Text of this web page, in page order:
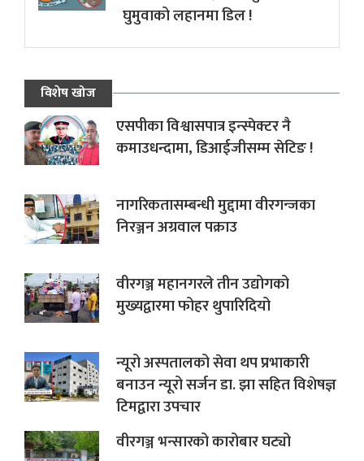
घुमुवाको लहानमा डिल !
विशेष खोज
एसपीका विश्वासपात्र इन्स्पेक्टर नै
कमाउधन्दामा, डिआईजीसम्म सेटिङ !
नागरिकतासम्बन्धी मुद्दामा वीरगन्जका
निरञ्जन अग्रवाल पक्राउ
वीरगञ्ज महानगरले तीन उद्योगको
मुख्यद्वारमा फोहर थुपारिदियो
न्यूरो अस्पतालको सेवा थप प्रभाकारी
बनाउन न्यूरो सर्जन डा. झा सहित विशेषज्ञ
टिमद्वारा उपचार
वीरगञ्ज भन्सारको कारोबार घट्यो